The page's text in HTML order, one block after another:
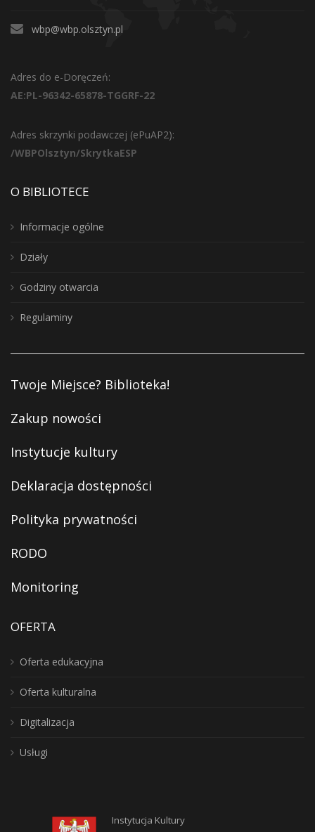
wbp@wbp.olsztyn.pl
Adres do e-Doręczeń:
AE:PL-96342-65878-TGGRF-22
Adres skrzynki podawczej (ePuAP2):
/WBPOlsztyn/SkrytkaESP
O BIBLIOTECE
Informacje ogólne
Działy
Godziny otwarcia
Regulaminy
Twoje Miejsce? Biblioteka!
Zakup nowości
Instytucje kultury
Deklaracja dostępności
Polityka prywatności
RODO
Monitoring
OFERTA
Oferta edukacyjna
Oferta kulturalna
Digitalizacja
Usługi
Instytucja Kultury